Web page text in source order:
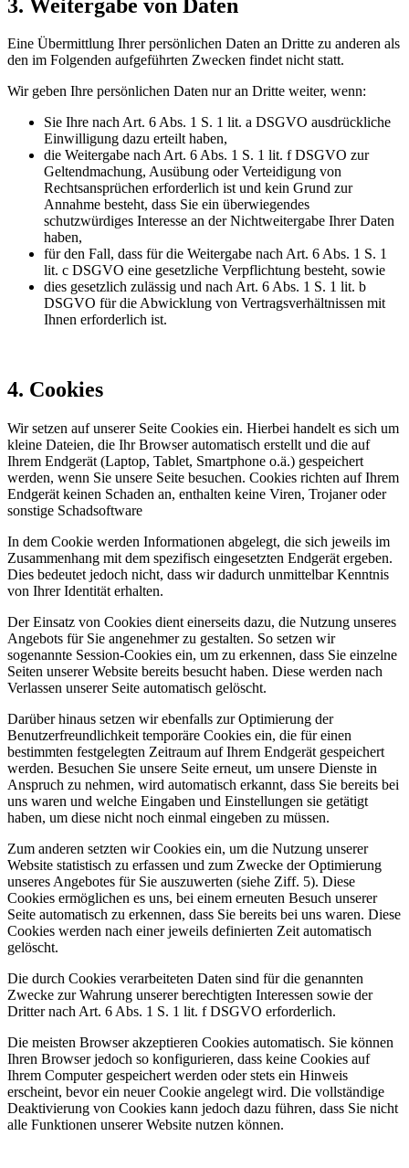
3. Weitergabe von Daten
Eine Übermittlung Ihrer persönlichen Daten an Dritte zu anderen als
den im Folgenden aufgeführten Zwecken findet nicht statt.
Wir geben Ihre persönlichen Daten nur an Dritte weiter, wenn:
Sie Ihre nach Art. 6 Abs. 1 S. 1 lit. a DSGVO ausdrückliche
Einwilligung dazu erteilt haben,
die Weitergabe nach Art. 6 Abs. 1 S. 1 lit. f DSGVO zur
Geltendmachung, Ausübung oder Verteidigung von
Rechtsansprüchen erforderlich ist und kein Grund zur
Annahme besteht, dass Sie ein überwiegendes
schutzwürdiges Interesse an der Nichtweitergabe Ihrer Daten
haben,
für den Fall, dass für die Weitergabe nach Art. 6 Abs. 1 S. 1
lit. c DSGVO eine gesetzliche Verpflichtung besteht, sowie
dies gesetzlich zulässig und nach Art. 6 Abs. 1 S. 1 lit. b
DSGVO für die Abwicklung von Vertragsverhältnissen mit
Ihnen erforderlich ist.
4. Cookies
Wir setzen auf unserer Seite Cookies ein. Hierbei handelt es sich um
kleine Dateien, die Ihr Browser automatisch erstellt und die auf
Ihrem Endgerät (Laptop, Tablet, Smartphone o.ä.) gespeichert
werden, wenn Sie unsere Seite besuchen. Cookies richten auf Ihrem
Endgerät keinen Schaden an, enthalten keine Viren, Trojaner oder
sonstige Schadsoftware
In dem Cookie werden Informationen abgelegt, die sich jeweils im
Zusammenhang mit dem spezifisch eingesetzten Endgerät ergeben.
Dies bedeutet jedoch nicht, dass wir dadurch unmittelbar Kenntnis
von Ihrer Identität erhalten.
Der Einsatz von Cookies dient einerseits dazu, die Nutzung unseres
Angebots für Sie angenehmer zu gestalten. So setzen wir
sogenannte Session-Cookies ein, um zu erkennen, dass Sie einzelne
Seiten unserer Website bereits besucht haben. Diese werden nach
Verlassen unserer Seite automatisch gelöscht.
Darüber hinaus setzen wir ebenfalls zur Optimierung der
Benutzerfreundlichkeit temporäre Cookies ein, die für einen
bestimmten festgelegten Zeitraum auf Ihrem Endgerät gespeichert
werden. Besuchen Sie unsere Seite erneut, um unsere Dienste in
Anspruch zu nehmen, wird automatisch erkannt, dass Sie bereits bei
uns waren und welche Eingaben und Einstellungen sie getätigt
haben, um diese nicht noch einmal eingeben zu müssen.
Zum anderen setzten wir Cookies ein, um die Nutzung unserer
Website statistisch zu erfassen und zum Zwecke der Optimierung
unseres Angebotes für Sie auszuwerten (siehe Ziff. 5). Diese
Cookies ermöglichen es uns, bei einem erneuten Besuch unserer
Seite automatisch zu erkennen, dass Sie bereits bei uns waren. Diese
Cookies werden nach einer jeweils definierten Zeit automatisch
gelöscht.
Die durch Cookies verarbeiteten Daten sind für die genannten
Zwecke zur Wahrung unserer berechtigten Interessen sowie der
Dritter nach Art. 6 Abs. 1 S. 1 lit. f DSGVO erforderlich.
Die meisten Browser akzeptieren Cookies automatisch. Sie können
Ihren Browser jedoch so konfigurieren, dass keine Cookies auf
Ihrem Computer gespeichert werden oder stets ein Hinweis
erscheint, bevor ein neuer Cookie angelegt wird. Die vollständige
Deaktivierung von Cookies kann jedoch dazu führen, dass Sie nicht
alle Funktionen unserer Website nutzen können.